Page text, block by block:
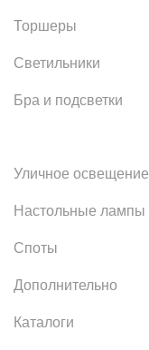
Торшеры
Светильники
Бра и подсветки
Уличное освещение
Настольные лампы
Споты
Дополнительно
Каталоги